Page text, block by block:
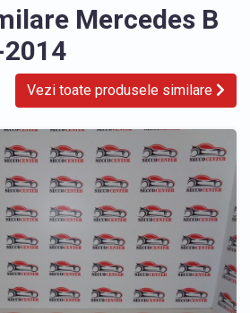
Mercedes B
Vezi toate produsele similare